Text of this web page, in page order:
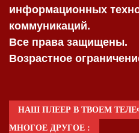
информационных
коммуникаций.
Все права защищены.
Возрастное
НАШ ПЛЕЕР В ТВОЕМ
МНОГОЕ ДРУГОЕ :